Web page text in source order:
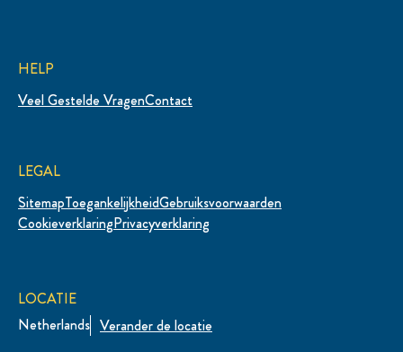
HELP
Veel Gestelde VragenContact
LEGAL
SitemapToegankelijkheidGebruiksvoorwaarden
CookieverklaringPrivacyverklaring
LOCATIE
Netherlands Verander de locatie